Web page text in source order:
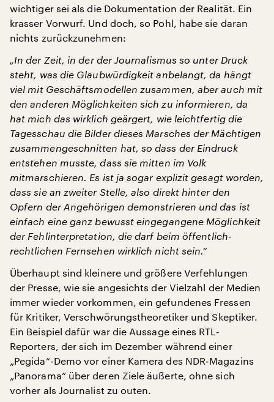
wichtiger sei als die Dokumentation der Realität. Ein
krasser Vorwurf. Und doch, so Pohl, habe sie daran
nichts zurückzunehmen:
„In der Zeit, in der der Journalismus so unter Druck
steht, was die Glaubwürdigkeit anbelangt, da hängt
viel mit Geschäftsmodellen zusammen, aber auch mit
den anderen Möglichkeiten sich zu informieren, da
hat mich das wirklich geärgert, wie leichtfertig die
Tagesschau die Bilder dieses Marsches der Mächtigen
zusammengeschnitten hat, so dass der Eindruck
entstehen musste, dass sie mitten im Volk
mitmarschieren. Es ist ja sogar explizit gesagt worden,
dass sie an zweiter Stelle, also direkt hinter den
Opfern der Angehörigen demonstrieren und das ist
einfach eine ganz bewusst eingegangene Möglichkeit
der Fehlinterpretation, die darf beim öffentlich-
rechtlichen Fernsehen wirklich nicht sein.“
Überhaupt sind kleinere und größere Verfehlungen
der Presse, wie sie angesichts der Vielzahl der Medien
immer wieder vorkommen, ein gefundenes Fressen
für Kritiker, Verschwörungstheoretiker und Skeptiker.
Ein Beispiel dafür war die Aussage eines RTL-
Reporters, der sich im Dezember während einer
„Pegida“-Demo vor einer Kamera des NDR-Magazins
„Panorama“ über deren Ziele äußerte, ohne sich
vorher als Journalist zu outen.